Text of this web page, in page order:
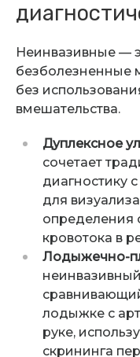
Неинвазивные —
безболезненные
без
вмешательства.
Дуплексное
сочетает
диагностику
для
определения
кровотока в
Лодыжечно-
лодыжке с
руке,
скрининга